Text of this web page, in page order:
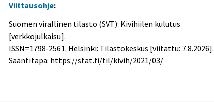
Viittausohje:
Suomen virallinen tilasto (SVT): Kivihiilen kulutus
[verkkojulkaisu].
ISSN=1798-2561. Helsinki: Tilastokeskus [viitattu: 7.8.2026].
Saantitapa: https://stat.fi/til/kivih/2021/03/